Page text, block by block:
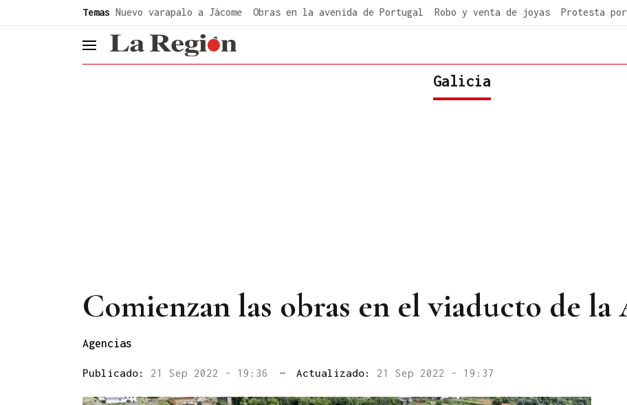
Temas Nuevo varapalo a Jácome Obras en la avenida de Portugal Robo y venta de joyas Protesta
header.menu.open
Galicia
Comienzan las obras en el viaducto de la
Agencias
Publicado: 21 Sep 2022 - 19:36 — Actualizado: 21 Sep 2022 - 19:37